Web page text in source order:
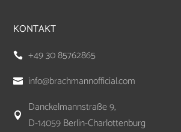
KONTAKT
 +49 30 85762865
 info@brachmannofficial.com

Danckelmannstraße 9,
D-14059 Berlin-Charlottenburg